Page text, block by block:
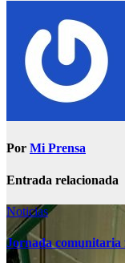
Por Mi Prensa
Entrada relacionada
Noticias
Jornada comunitaria